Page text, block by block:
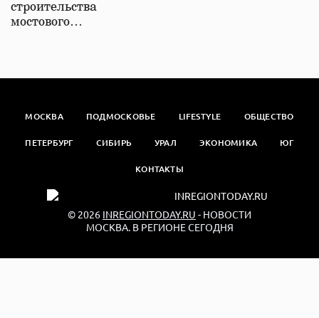
строительства
мостового…
МОСКВА ПОДМОСКОВЬЕ LIFESTYLE ОБЩЕСТВО
ПЕТЕРБУРГ СИБИРЬ УРАЛ ЭКОНОМИКА ЮГ
КОНТАКТЫ
© 2026 INREGIONTODAY.RU - НОВОСТИ
МОСКВА. В РЕГИОНЕ СЕГОДНЯ